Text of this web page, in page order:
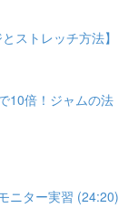
ストレッチ方法】
10倍！ジャムの法
ニター実習 (24:20)